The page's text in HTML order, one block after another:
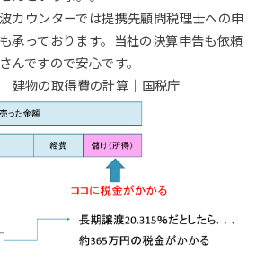
払うの？
？必要？
由
カウンターでは提携先顧問税理士への申
承っております。当社の決算申告も依頼
んですので安心です。
物の取得費の計算｜国税庁